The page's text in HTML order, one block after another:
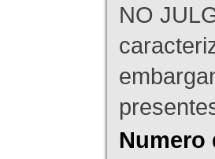
NO
Numero